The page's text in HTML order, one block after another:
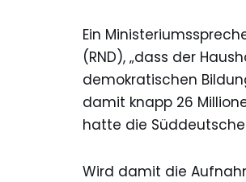
Ein
(RND), „dass der
demokratischen
damit knapp 26
hatte die
Wird damit die